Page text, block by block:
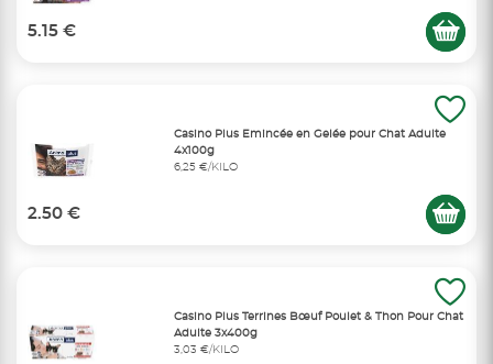
5.15 €
Casino Plus Emincée en Gelée pour Chat Adulte
4x100g
6,25 €/KILO
2.50 €
Casino Plus Terrines Bœuf Poulet & Thon Pour Chat
Adulte 3x400g
3,03 €/KILO